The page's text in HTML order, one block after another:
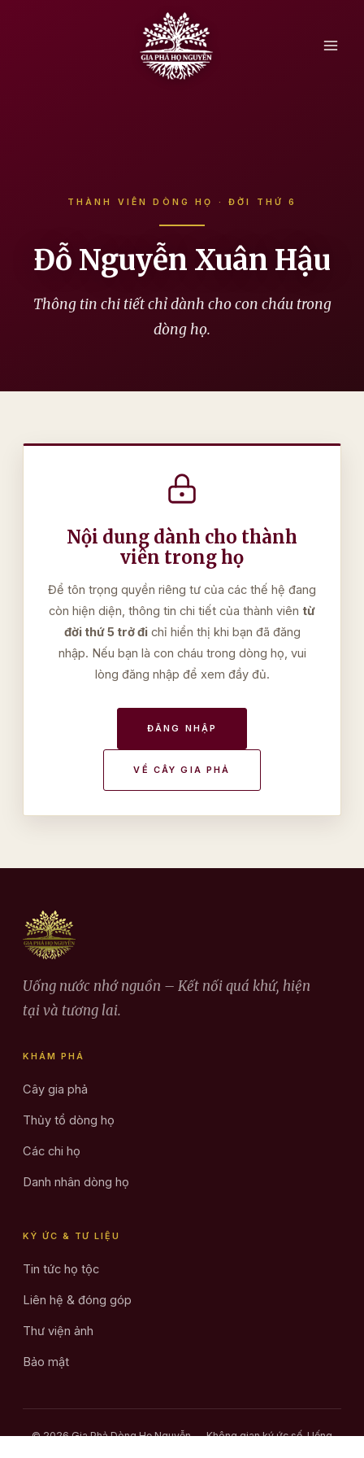
THÀNH VIÊN DÒNG HỌ · ĐỜI THỨ 6
Đỗ Nguyễn Xuân Hậu
Thông tin chi tiết chỉ dành cho con cháu trong
dòng họ.
Nội dung dành cho thành
viên trong họ
Để tôn trọng quyền riêng tư của các thế hệ đang
còn hiện diện, thông tin chi tiết của thành viên từ
đời thứ 5 trở đichỉ hiển thị khi bạn đã đăng
nhập. Nếu bạn là con cháu trong dòng họ, vui
lòng đăng nhập để xem đầy đủ.
ĐĂNG NHẬP
VỀ CÂY GIA PHẢ
Uống nước nhớ nguồn – Kết nối quá khứ, hiện
tại và tương lai.
KHÁM PHÁ
Cây gia phả
Thủy tổ dòng họ
Các chi họ
Danh nhân dòng họ
KÝ ỨC & TƯ LIỆU
Tin tức họ tộc
Liên hệ & đóng góp
Thư viện ảnh
Bảo mật
© 2026 Gia Phả Dòng Họ Nguyễn — Không gian ký ức số. Uống